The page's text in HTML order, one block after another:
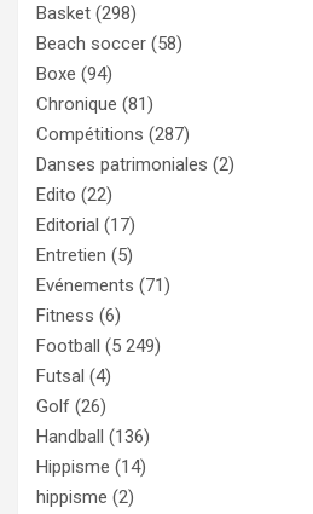
Basket (298)
Beach soccer (58)
Boxe (94)
Chronique (81)
Compétitions (287)
Danses patrimoniales (2)
Edito (22)
Editorial (17)
Entretien (5)
Evénements (71)
Fitness (6)
Football (5 249)
Futsal (4)
Golf (26)
Handball (136)
Hippisme (14)
hippisme (2)